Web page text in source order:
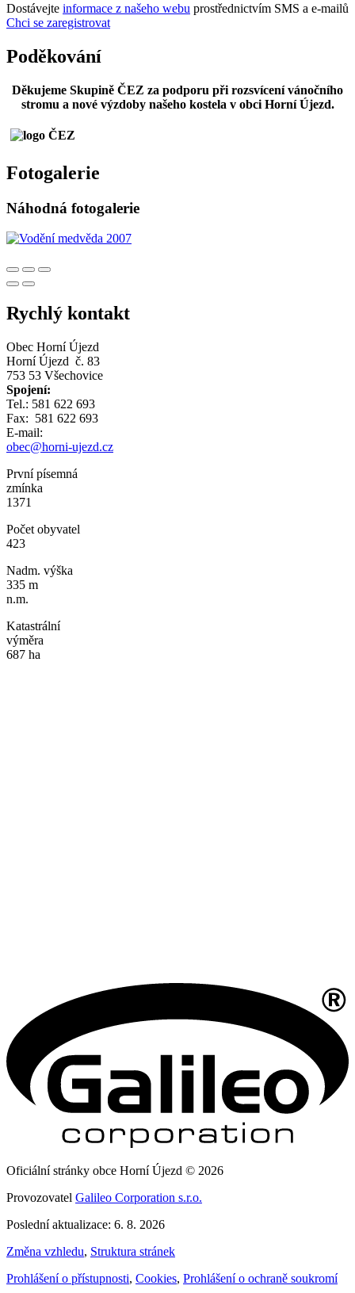
Dostávejte informace z našeho webu prostřednictvím SMS a e-mailů
Chci se zaregistrovat
Poděkování
Děkujeme Skupině ČEZ za podporu při rozsvícení vánočního
stromu a nové výzdoby našeho kostela v obci Horní Újezd.
Fotogalerie
Náhodná fotogalerie
Rychlý kontakt
Obec Horní Újezd
Horní Újezd č. 83
753 53 Všechovice
Spojení:
Tel.: 581 622 693
Fax: 581 622 693
E-mail:
obec@horni-ujezd.cz
První písemná
zmínka
1371
Počet obyvatel
423
Nadm. výška
335 m
n.m.
Katastrální
výměra
687 ha
Oficiální stránky obce Horní Újezd © 2026
Provozovatel Galileo Corporation s.r.o.
Poslední aktualizace: 6. 8. 2026
Změna vzhledu, Struktura stránek
Prohlášení o přístupnosti, Cookies, Prohlášení o ochraně soukromí